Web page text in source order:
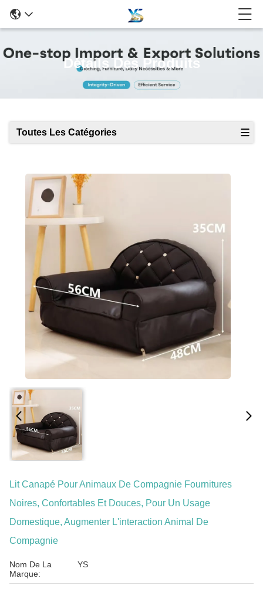
Détails Des Produits
Toutes Les Catégories
Lit Canapé Pour Animaux De Compagnie Fournitures
Noires, Confortables Et Douces, Pour Un Usage
Domestique, Augmenter L'interaction Animal De
Compagnie
Nom De La
Marque:
YS